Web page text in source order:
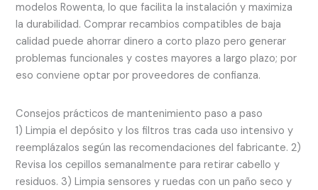
modelos Rowenta, lo que facilita la instalación y maximiza
la durabilidad. Comprar recambios compatibles de baja
calidad puede ahorrar dinero a corto plazo pero generar
problemas funcionales y costes mayores a largo plazo; por
eso conviene optar por proveedores de confianza.
Consejos prácticos de mantenimiento paso a paso
1) Limpia el depósito y los filtros tras cada uso intensivo y
reemplázalos según las recomendaciones del fabricante. 2)
Revisa los cepillos semanalmente para retirar cabello y
residuos. 3) Limpia sensores y ruedas con un paño seco y